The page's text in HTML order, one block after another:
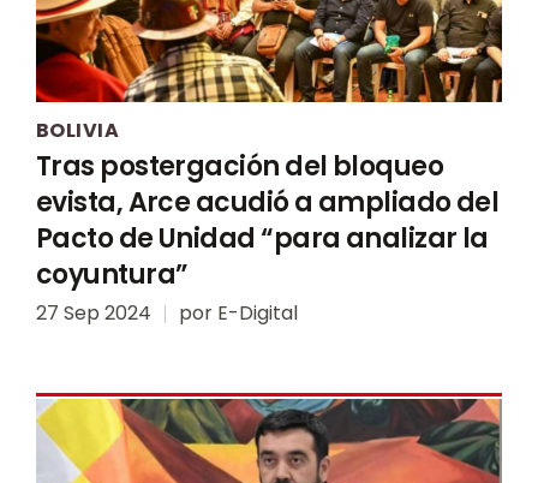
BOLIVIA
Tras postergación del bloqueo
evista, Arce acudió a ampliado del
Pacto de Unidad “para analizar la
coyuntura”
27 Sep 2024 por E-Digital